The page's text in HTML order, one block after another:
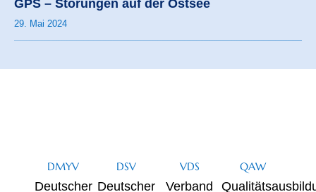
GPS – Störungen auf der Ostsee
29. Mai 2024
DMYV
Deutscher
DSV
Deutscher
VDS
Verband
QAW